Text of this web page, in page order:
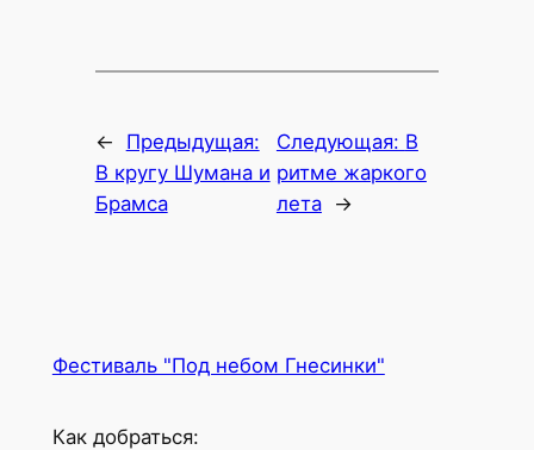
←
Предыдущая:
В кругу Шумана и
Брамса
Следующая: В
ритме жаркого
лета
→
Фестиваль "Под небом Гнесинки"
Как добраться: